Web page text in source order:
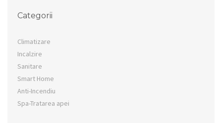
Categorii
Climatizare
Incalzire
Sanitare
Smart Home
Anti-Incendiu
Spa-Tratarea apei